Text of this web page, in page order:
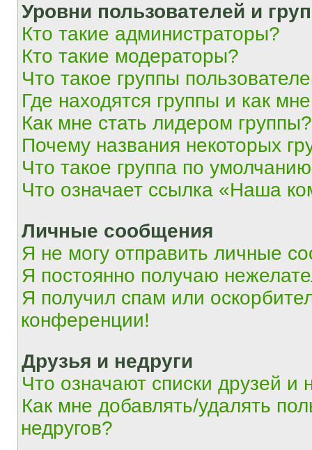
Уровни пользователей и
Кто такие администраторы?
Кто такие модераторы?
Что такое группы
Где находятся группы и как
Как мне стать лидером группы?
Почему названия некоторых
Что такое группа по
Что означает ссылка «Наша
Личные сообщения
Я не могу отправить личные
Я постоянно получаю
Я получил спам или
конференции!
Друзья и недруги
Что означают списки друзей и
Как мне добавлять/удалять
недругов?